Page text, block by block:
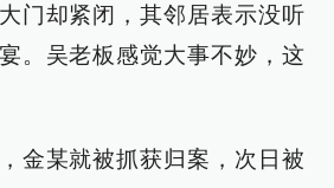
门却紧闭，其邻居表示没听
。吴老板感觉大事不妙，这
金某就被抓获归案，次日被